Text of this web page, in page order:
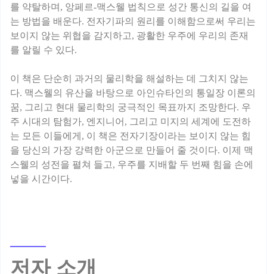
를 약탈하며, 앙페르-맥스웰 법칙으로 성간 통신의 길을 여
는 방법을 배운다. 전자기파의 원리를 이해함으로써 우리는
보이지 않는 위협을 감지하고, 광활한 우주에 우리의 존재
를 알릴 수 있다.
이 책은 단순히 과거의 물리학을 해설하는 데 그치지 않는
다. 맥스웰의 유산을 바탕으로 아인슈타인의 통일장 이론의
꿈, 그리고 현대 물리학의 궁극적인 목표까지 조망한다. 우
주 시대의 탐험가, 엔지니어, 그리고 미지의 세계에 도전하
는 모든 이들에게, 이 책은 전자기장이라는 보이지 않는 힘
을 당신의 가장 강력한 아군으로 만들어 줄 것이다. 이제 맥
스웰의 성전을 펼쳐 들고, 우주를 지배할 두 번째 힘을 손에
저자 소개